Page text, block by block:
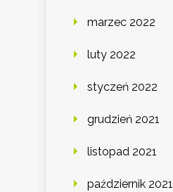
marzec 2022
luty 2022
styczeń 2022
grudzień 2021
listopad 2021
październik 2021